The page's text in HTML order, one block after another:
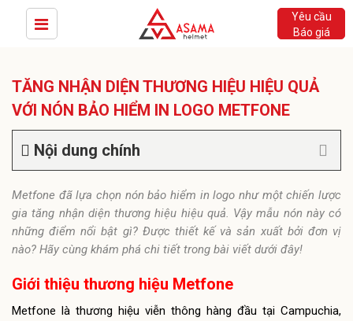
Yêu cầu
Báo giá
TĂNG NHẬN DIỆN THƯƠNG HIỆU HIỆU QUẢ
VỚI NÓN BẢO HIỂM IN LOGO METFONE
Nội dung chính
Metfone đã lựa chọn nón bảo hiểm in logo như một chiến lược
gia tăng nhận diện thương hiệu hiệu quả. Vậy mẫu nón này có
những điểm nổi bật gì? Được thiết kế và sản xuất bởi đơn vị
nào? Hãy cùng khám phá chi tiết trong bài viết dưới đây!
Giới thiệu thương hiệu Metfone
Metfone là thương hiệu viễn thông hàng đầu tại Campuchia,